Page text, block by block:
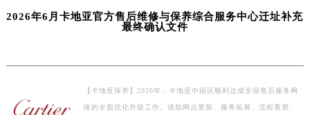
2026年6月卡地亚官方售后维修与保养综合服务中心迁址补充
最终确认文件
【卡地亚保养】2026年，卡地亚中国区顺利达成全国售后服务网
络的全面优化升级工作。借助网点更新、服务拓展、流程重塑、